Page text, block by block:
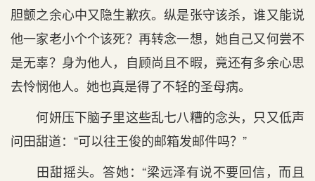
胆颤之余心中又隐生歉疚。纵是张守该杀，谁又能说
他一家老小个个该死？再转念一想，她自己又何尝不
是无辜？身为他人，自顾尚且不暇，竟还有多余心思
去怜悯他人。她也真是得了不轻的圣母病。
何妍压下脑子里这些乱七八糟的念头，只又低声
问田甜道：“可以往王俊的邮箱发邮件吗？”
田甜摇头。答她：“梁远泽有说不要回信，而且